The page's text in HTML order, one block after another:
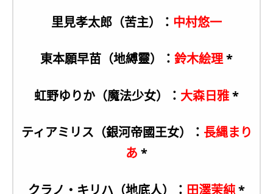
里見孝太郎（苦主）： 中村悠一
東本願早苗（地縛靈）： 鈴木絵理*
虹野ゆりか（魔法少女）： 大森日雅*
ティアミリス（銀河帝國王女）： 長縄まり
あ *
クラノ・キリハ（地底人）： 田澤茉純*